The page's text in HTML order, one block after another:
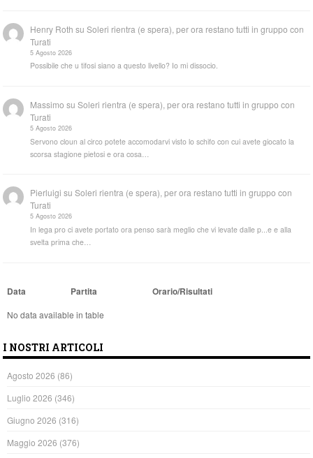
Henry Roth suSoleri rientra (e spera), per ora restano tutti in gruppo con
Turati
5 Agosto 2026
Possibile che u tifosi siano a questo livello? Io mi dissocio.
Massimo suSoleri rientra (e spera), per ora restano tutti in gruppo con
Turati
5 Agosto 2026
Servono cloun al circo potete accomodarvi visto lo schifo con cui avete giocato la
scorsa stagione pietosi e ora cosa…
Pierluigi suSoleri rientra (e spera), per ora restano tutti in gruppo con
Turati
5 Agosto 2026
In lega pro ci avete portato ora penso sarà meglio che vi levate dalle p...e e alla
svelta prima che…
Data Partita Orario/Risultati
No data available in table
I NOSTRI ARTICOLI
Agosto 2026 (86)
Luglio 2026 (346)
Giugno 2026 (316)
Maggio 2026 (376)